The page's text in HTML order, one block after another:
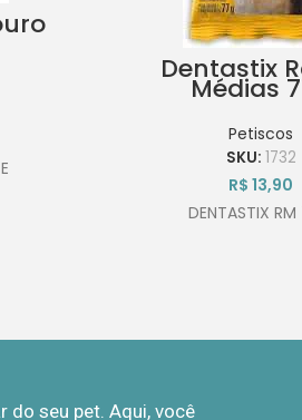
Dentastix
Médias
Petiscos
SKU: 1732
R$ 13,90
DENTASTIX
do seu pet. Aqui, você